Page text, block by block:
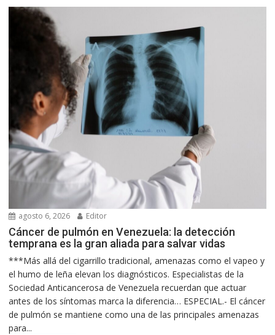
agosto 6, 2026 Editor
Cáncer de pulmón en Venezuela: la detección
temprana es la gran aliada para salvar vidas
***Más allá del cigarrillo tradicional, amenazas como el vapeo y
el humo de leña elevan los diagnósticos. Especialistas de la
Sociedad Anticancerosa de Venezuela recuerdan que actuar
antes de los síntomas marca la diferencia… ESPECIAL.- El cáncer
de pulmón se mantiene como una de las principales amenazas
para...